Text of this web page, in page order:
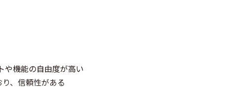
や機能の自由度が高い
、信頼性がある